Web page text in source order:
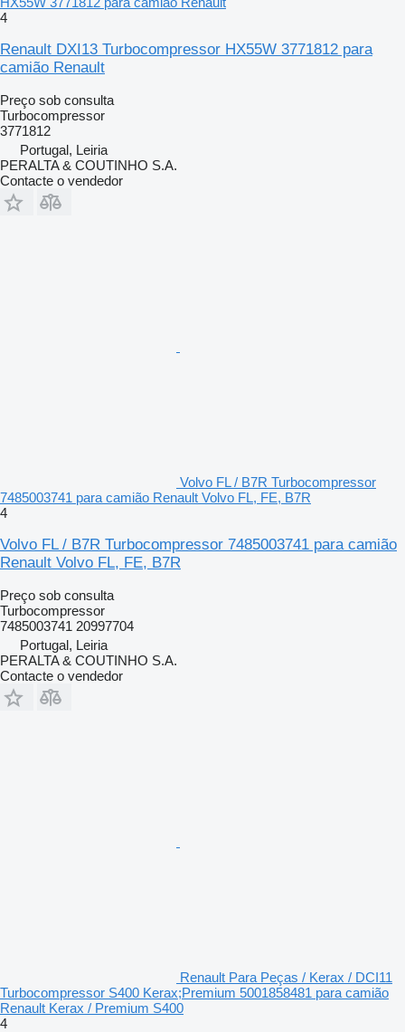
4
Renault DXI13 Turbocompressor HX55W 3771812 para
camião Renault
Preço sob consulta
Turbocompressor
3771812
Portugal, Leiria
PERALTA & COUTINHO S.A.
Contacte o vendedor
Volvo FL / B7R Turbocompressor
7485003741 para camião Renault Volvo FL, FE, B7R
4
Volvo FL / B7R Turbocompressor 7485003741 para camião
Renault Volvo FL, FE, B7R
Preço sob consulta
Turbocompressor
7485003741 20997704
Portugal, Leiria
PERALTA & COUTINHO S.A.
Contacte o vendedor
Renault Para Peças / Kerax / DCI11
Turbocompressor S400 Kerax;Premium 5001858481 para camião
Renault Kerax / Premium S400
4